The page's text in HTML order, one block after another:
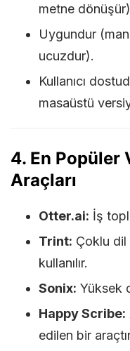
metne
Uygundur
ucuzdur).
Kullanıcı
masaüstü
4. En Popüler
Araçları
Otter.ai: İş
Trint: Çoklu
kullanılır.
Sonix: Yüksek
Happy Scribe:
edilen bir